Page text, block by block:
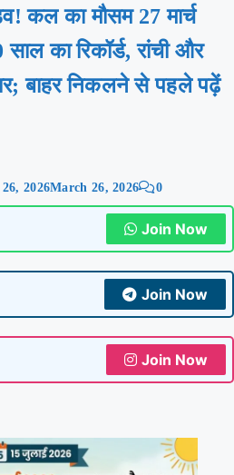
कल का मौसम 27 मार्च
का रिकॉर्ड, रांची और
बाहर निकलने से पहले पढ़ें
2026March 26, 2026 0
Join Now
Join Now
Join Now